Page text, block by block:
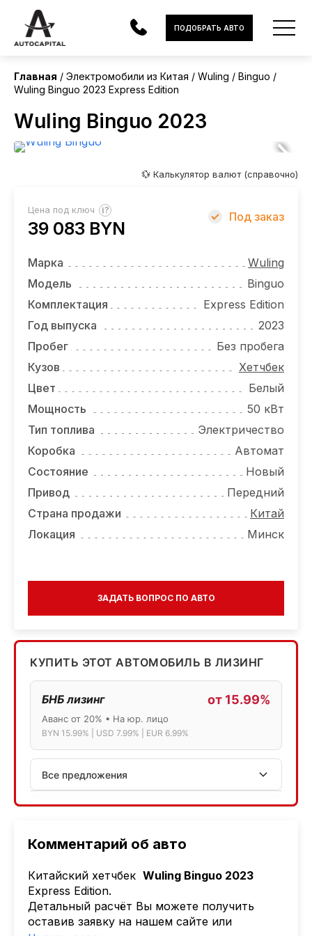
АВТОМОБИЛИ
ЭЛЕКТРОМОБИЛИ
УСЛУГИ
НОВОСТИ
ОТЗЫВЫ
ВАКАНСИИ
О КОМПАНИИ
КОНТАКТЫ
ПОДОБРАТЬ АВТО
Главная Электромобили из Китая Wuling
Binguo
Wuling Binguo 2023 Express Edition
Wuling Binguo 2023
Китай
Без пробега
Комментарий об авто
Китайский хетчбек Wuling Binguo 2023
Express Edition.
Детальный расчёт Вы можете получить
оставив заявку на нашем сайте или
💱 Калькулятор валют (справочно)
Цена под ключ ?
39 083 BYN
Под заказ
Марка
Wuling
Модель
Binguo
Комплектация
Express Edition
Год выпуска
2023
Пробег
Без пробега
Кузов
Хетчбек
Цвет
Белый
Мощность
50 кВт
Тип топлива
Электричество
Коробка
Автомат
Состояние
Новый
Привод
Передний
Страна продажи
Китай
Локация
Минск
ЗАДАТЬ ВОПРОС ПО АВТО
КУПИТЬ ЭТОТ АВТОМОБИЛЬ В ЛИЗИНГ
БНБ лизинг от 15.99%
Аванс от 20% • На юр. лицо
BYN 15.99% | USD 7.99% | EUR 6.99%
Все предложения
АСБ лизинг
Лизинг: BYN 17% | USD 7.99% | EUR 6.99%
Также доступен кредит "Проще простого" 18.9%
Активлизиг